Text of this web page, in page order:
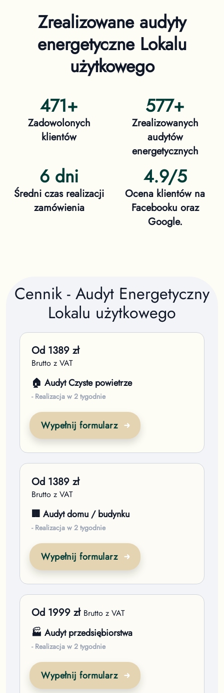
Zrealizowane audyty
energetyczne Lokalu
użytkowego
471+
Zadowolonych
klientów
577+
Zrealizowanych
audytów
energetycznych
6 dni
Średni czas realizacji
zamówienia
4.9/5
Ocena klientów na
Facebooku oraz
Google.
Cennik - Audyt Energetyczny
Lokalu użytkowego
Od 1389 zł
Brutto z VAT
🏠 Audyt Czyste powietrze
- Realizacja w 2 tygodnie
Wypełnij formularz
Od 1389 zł
Brutto z VAT
🏢 Audyt domu / budynku
- Realizacja w 2 tygodnie
Wypełnij formularz
Od 1999 zł Brutto z VAT
🏭 Audyt przedsiębiorstwa
- Realizacja w 2 tygodnie
Wypełnij formularz